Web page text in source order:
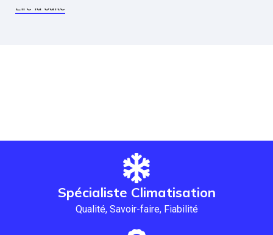
Lire la suite
Spécialiste Climatisation
Qualité, Savoir-faire, Fiabilité